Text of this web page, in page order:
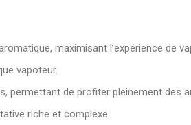
maximisant l’expérience de
vapoteur.
de profiter pleinement des
riche et complexe.